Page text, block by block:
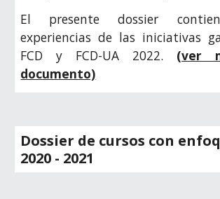
El presente dossier
experiencias de las iniciativas
FCD y FCD-UA 2022. (ver
documento)
Dossier de cursos con
2020 - 2021